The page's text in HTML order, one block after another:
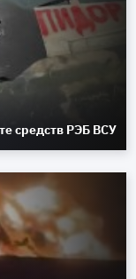
средств РЭБ ВСУ